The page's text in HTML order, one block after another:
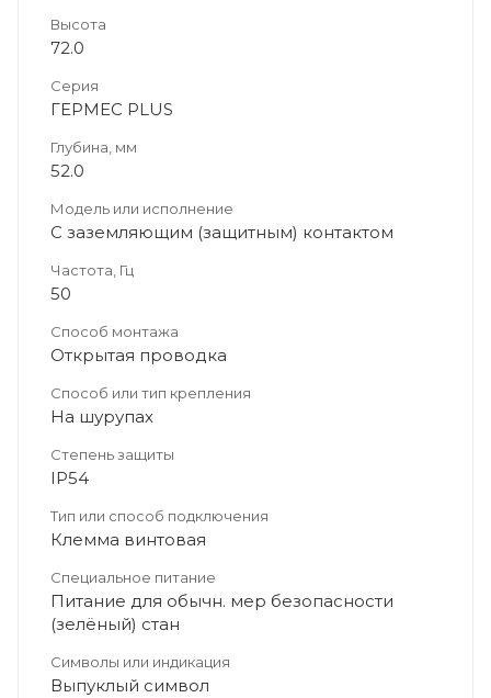
Высота
72.0
Серия
ГЕРМЕС PLUS
Глубина, мм
52.0
Модель или исполнение
С заземляющим (защитным) контактом
Частота, Гц
50
Способ монтажа
Открытая проводка
Способ или тип крепления
На шурупах
Степень защиты
IP54
Тип или способ подключения
Клемма винтовая
Специальное питание
Питание для обычн. мер безопасности
(зелёный) стан
Символы или индикация
Выпуклый символ